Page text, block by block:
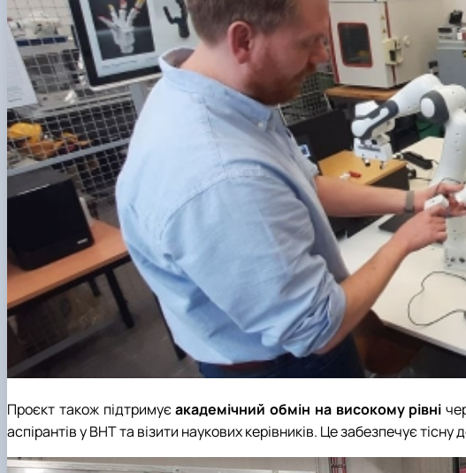
Проєкт також підтримуєакадемічний обмін на високому рівні
аспірантів у BHT та візити наукових керівників. Це забезпечує